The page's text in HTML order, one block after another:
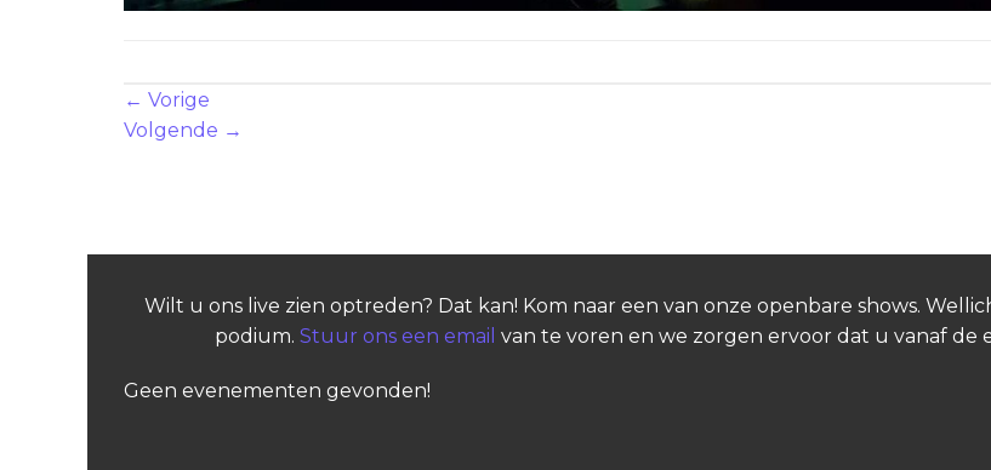
← Vorige
Volgende →
Wilt u ons live zien optreden? Dat kan! Kom naar een van onze openbare shows.
podium. Stuur ons een email van te voren en we zorgen ervoor dat u vanaf
Geen evenementen gevonden!